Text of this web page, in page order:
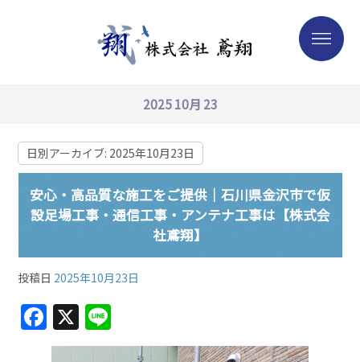
2025 10月 23
日別アーカイブ: 2025年10月23日
安心・高品質な施工をご提供｜石川県金沢市で仮
設足場工事・通信工事・アンテナ工事は【株式会
社鳶翔】
投稿日 2025年10月23日
F
a
X
n